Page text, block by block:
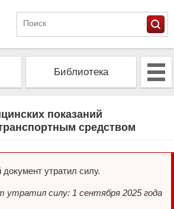
Библиотека
Экзамен
показаний
средством
утратил силу.
утратил силу: 1 сентября 2025 года